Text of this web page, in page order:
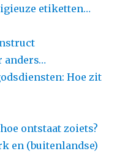
etiketten…
anders…
Hoe zit
ontstaat zoiets?
en (buitenlandse)